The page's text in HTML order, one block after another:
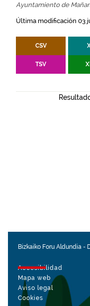
Ayuntamiento de
Última modificación 03
CSV
TSV
Bizkaiko Foru Aldundia -
Accesibilidad
Mapa web
Aviso legal
Cookies